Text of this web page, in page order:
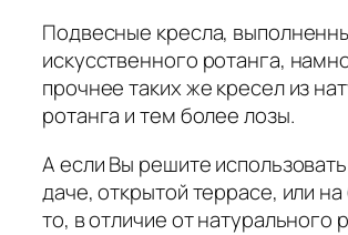
Подвесные кресла,
искусственного ротанга,
прочнее таких же кресел из
ротанга и тем более лозы.
А если Вы решите
даче, открытой террасе, или
то, в отличие от натурального